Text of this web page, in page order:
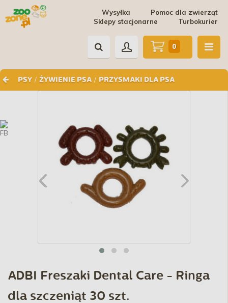
Pomoc dla zwierząt
Wysyłka
Turbokurier
Sklepy stacjonarne
PSY / ŻYWIENIE PSA / PRZYSMAKI DLA PSA
0
ADBI Freszaki Dental Care - Ringa
dla szczeniąt 30 szt.